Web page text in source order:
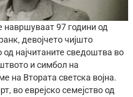
навршуваат 97 години од
девојчето чијшто
најчитаните сведоштва во
и симбол на
на Втората светска војна.
во еврејско семејство од